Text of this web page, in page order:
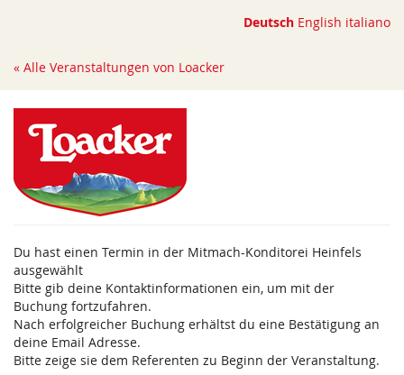
springen
Deutsch English italiano
« Alle Veranstaltungen von Loacker
Du hast einen Termin in der Mitmach-Konditorei Heinfels
ausgewählt
Bitte gib deine Kontaktinformationen ein, um mit der
Buchung fortzufahren.
Nach erfolgreicher Buchung erhältst du eine Bestätigung an
deine Email Adresse.
Bitte zeige sie dem Referenten zu Beginn der Veranstaltung.